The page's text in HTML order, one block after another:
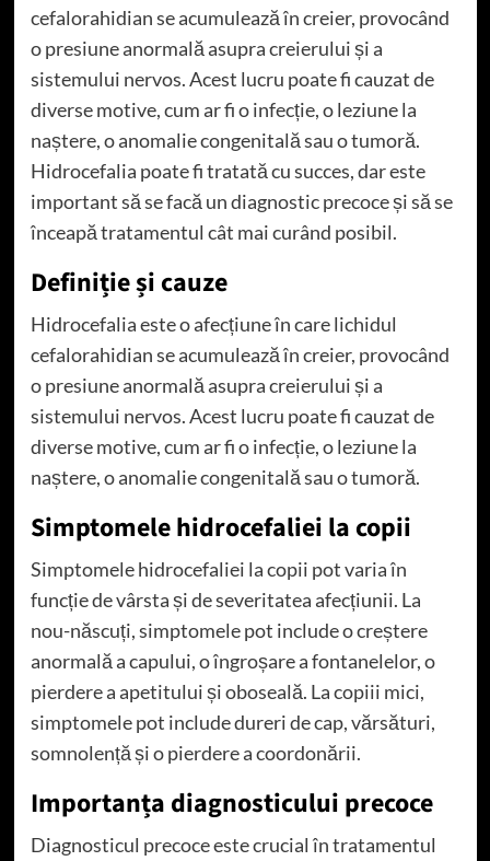
cefalorahidian se acumulează în creier, provocând
o presiune anormală asupra creierului și a
sistemului nervos. Acest lucru poate fi cauzat de
diverse motive, cum ar fi o infecție, o leziune la
naștere, o anomalie congenitală sau o tumoră.
Hidrocefalia poate fi tratată cu succes, dar este
important să se facă un diagnostic precoce și să se
înceapă tratamentul cât mai curând posibil.
Definiție și cauze
Hidrocefalia este o afecțiune în care lichidul
cefalorahidian se acumulează în creier, provocând
o presiune anormală asupra creierului și a
sistemului nervos. Acest lucru poate fi cauzat de
diverse motive, cum ar fi o infecție, o leziune la
naștere, o anomalie congenitală sau o tumoră.
Simptomele hidrocefaliei la copii
Simptomele hidrocefaliei la copii pot varia în
funcție de vârsta și de severitatea afecțiunii. La
nou-născuți, simptomele pot include o creștere
anormală a capului, o îngroșare a fontanelelor, o
pierdere a apetitului și oboseală. La copiii mici,
simptomele pot include dureri de cap, vărsături,
somnolență și o pierdere a coordonării.
Importanța diagnosticului precoce
Diagnosticul precoce este crucial în tratamentul